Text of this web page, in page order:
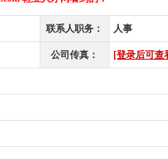
联系人职务： 人事
公司传真： [登录后可查